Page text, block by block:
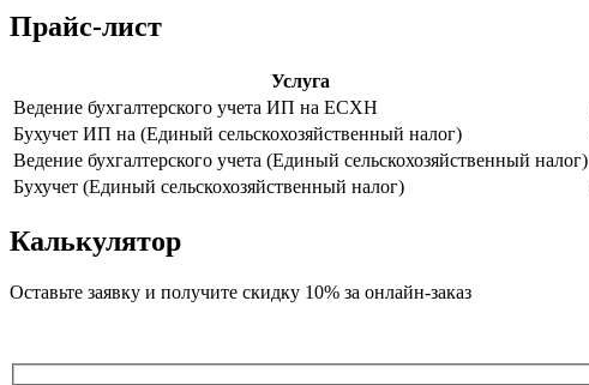
Прайс-лист
Услуга
Ведение бухгалтерского учета ИП на ЕСХН
Бухучет ИП на (Единый сельскохозяйственный налог)
Ведение бухгалтерского учета (Единый сельскохозяйственный налог)
Бухучет (Единый сельскохозяйственный налог)
Калькулятор
Оставьте заявку и получите скидку 10% за онлайн-заказ